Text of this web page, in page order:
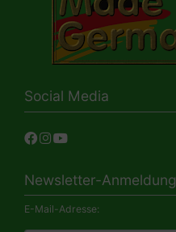
Social Media
Newsletter-Anmeldung
E-Mail-Adresse: